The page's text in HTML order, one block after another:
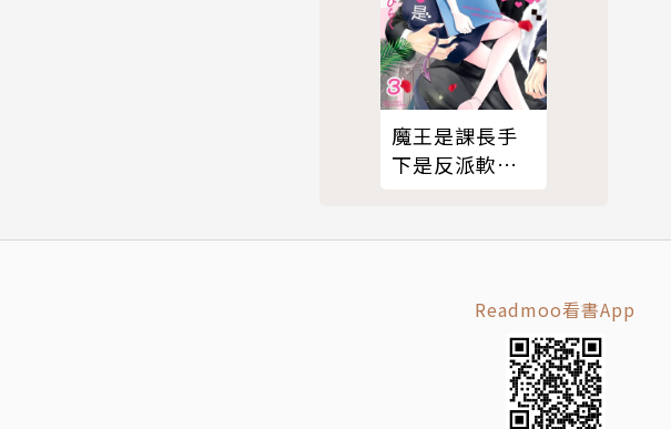
魔王是課長手
下是反派軟腳
Readmoo看書App